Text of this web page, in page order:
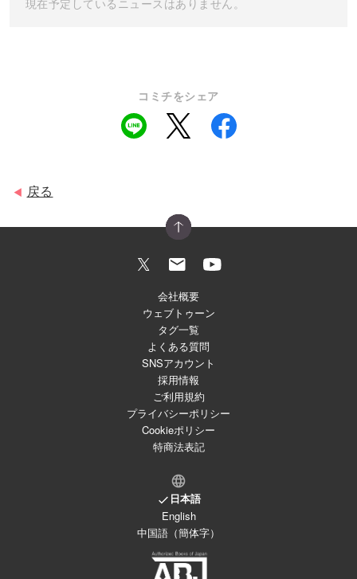
現在予定しているニュースはありません。
コミチをシェア
◀ 戻る
会社概要
ウェブトゥーン
タグ一覧
よくある質問
SNSアカウント
採用情報
ご利用規約
プライバシーポリシー
Cookieポリシー
特商法表記
日本語
English
中国語（簡体字）